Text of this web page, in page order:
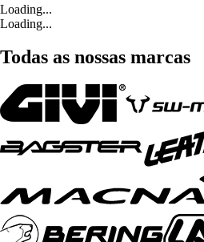
Loading...
Loading...
Todas as nossas marcas